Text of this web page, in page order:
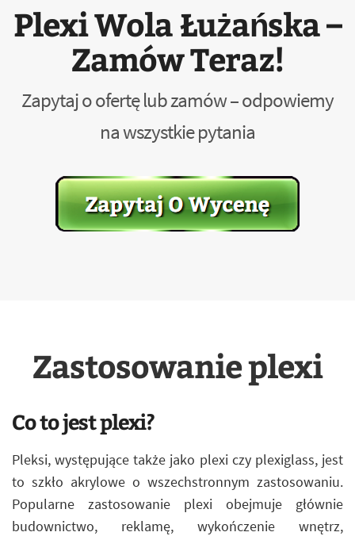
Plexi Wola Łużańska –
Zamów Teraz!
Zapytaj o ofertę lub zamów – odpowiemy
na wszystkie pytania
Zastosowanie plexi
Co to jest plexi?
Pleksi, występujące także jako plexi czy plexiglass, jest
to szkło akrylowe o wszechstronnym zastosowaniu.
Popularne zastosowanie plexi obejmuje głównie
budownictwo, reklamę, wykończenie wnętrz,